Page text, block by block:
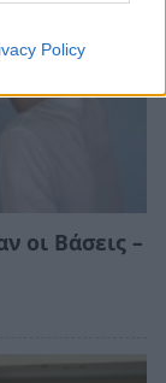
Policy
οι Βάσεις –